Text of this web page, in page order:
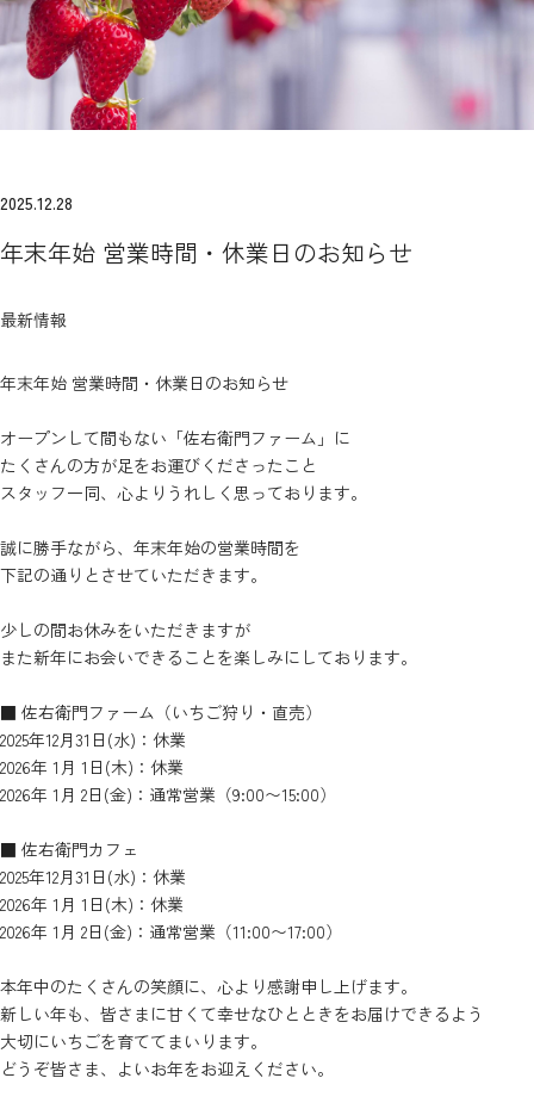
2025.12.28
年末年始 営業時間・休業日のお知らせ
最新情報
年末年始 営業時間・休業日のお知らせ
オープンして間もない「佐右衛門ファーム」に
たくさんの方が足をお運びくださったこと
スタッフ一同、心よりうれしく思っております。
誠に勝手ながら、年末年始の営業時間を
下記の通りとさせていただきます。
少しの間お休みをいただきますが
また新年にお会いできることを楽しみにしております。
■ 佐右衛門ファーム（いちご狩り・直売）
2025年12月31日(水)：休業
2026年 1月 1日(木)：休業
2026年 1月 2日(金)：通常営業（9:00〜15:00）
■ 佐右衛門カフェ
2025年12月31日(水)：休業
2026年 1月 1日(木)：休業
2026年 1月 2日(金)：通常営業（11:00〜17:00）
本年中のたくさんの笑顔に、心より感謝申し上げます。
新しい年も、皆さまに甘くて幸せなひとときをお届けできるよう
大切にいちごを育ててまいります。
どうぞ皆さま、よいお年をお迎えください。